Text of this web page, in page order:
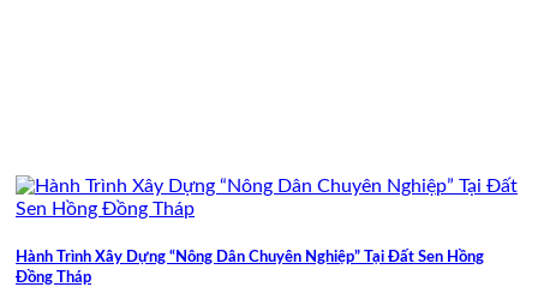
Hành Trình Xây Dựng “Nông Dân Chuyên Nghiệp” Tại Đất Sen Hồng
Đồng Tháp